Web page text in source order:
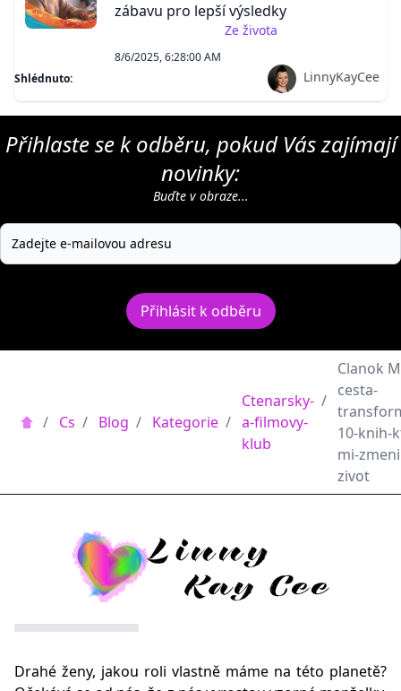
zábavu pro lepší výsledky
Ze života
8/6/2025, 6:28:00 AM
Shlédnuto:
LinnyKayCee
Přihlaste se k odběru, pokud Vás zajímají
novinky:
Buďte v obraze...
Přihlásit k odběru
/ Cs / Blog / Kategorie /
Ctenarsky-
a-filmovy-
klub
/
Clanok
cesta-
10-knih-
mi-
zivot
Drahé ženy, jakou roli vlastně máme na této planetě?